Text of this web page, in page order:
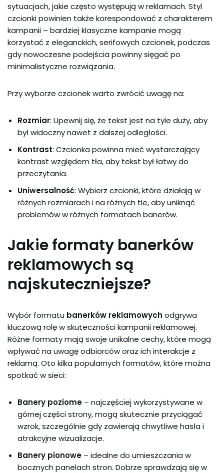
sytuacjach, jakie często występują w reklamach. Styl
czcionki powinien także korespondować z charakterem
kampanii – bardziej klasyczne kampanie mogą
korzystać z eleganckich, serifowych czcionek, podczas
gdy nowoczesne podejścia powinny sięgać po
minimalistyczne rozwiązania.
Przy wyborze czcionek warto zwrócić uwagę na:
Rozmiar: Upewnij się, że tekst jest na tyle duży, aby
był widoczny nawet z dalszej odległości.
Kontrast: Czcionka powinna mieć wystarczający
kontrast względem tła, aby tekst był łatwy do
przeczytania.
Uniwersalność: Wybierz czcionki, które działają w
różnych rozmiarach i na różnych tle, aby uniknąć
problemów w różnych formatach banerów.
Jakie formaty banerków
reklamowych są
najskuteczniejsze?
Wybór formatu banerków reklamowych odgrywa
kluczową rolę w skuteczności kampanii reklamowej.
Różne formaty mają swoje unikalne cechy, które mogą
wpływać na uwagę odbiorców oraz ich interakcje z
reklamą. Oto kilka popularnych formatów, które można
spotkać w sieci:
Banery poziome – najczęściej wykorzystywane w
górnej części strony, mogą skutecznie przyciągać
wzrok, szczególnie gdy zawierają chwytliwe hasła i
atrakcyjne wizualizacje.
Banery pionowe – idealne do umieszczania w
bocznych panelach stron. Dobrze sprawdzają się w